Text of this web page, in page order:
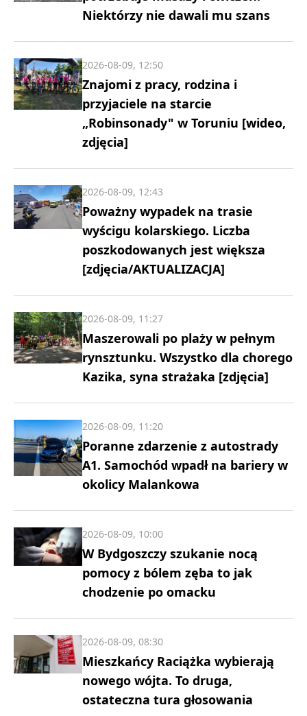
Niektórzy nie dawali mu szans
Znajomi z pracy, rodzina i
przyjaciele na starcie
„Robinsonady" w Toruniu [wideo,
zdjęcia]
2026-08-09, 12:50
Poważny wypadek na trasie
wyścigu kolarskiego. Liczba
poszkodowanych jest większa
[zdjęcia/AKTUALIZACJA]
2026-08-09, 12:43
Maszerowali po plaży w pełnym
rynsztunku. Wszystko dla chorego
Kazika, syna strażaka [zdjęcia]
2026-08-09, 11:27
Poranne zdarzenie z autostrady
A1. Samochód wpadł na bariery w
okolicy Malankowa
2026-08-09, 11:20
W Bydgoszczy szukanie nocą
pomocy z bólem zęba to jak
chodzenie po omacku
2026-08-09, 10:00
Mieszkańcy Raciążka wybierają
nowego wójta. To druga,
ostateczna tura głosowania
2026-08-09, 08:30